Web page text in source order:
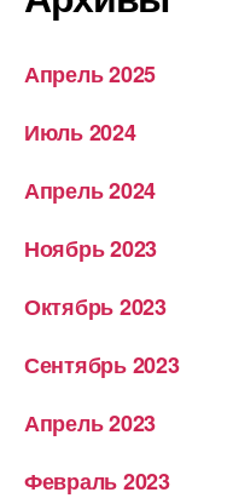
Апрель 2025
Июль 2024
Апрель 2024
Ноябрь 2023
Октябрь 2023
Сентябрь 2023
Апрель 2023
Февраль 2023